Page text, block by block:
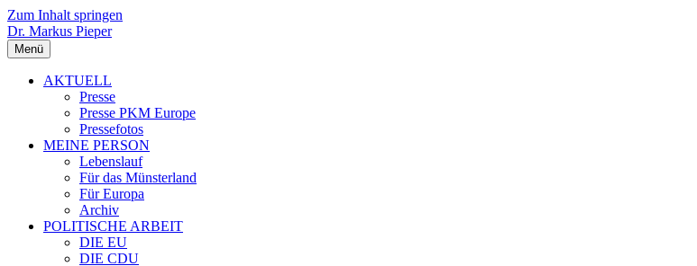
Zum Inhalt springen
Dr. Markus Pieper
Menü
AKTUELL
Presse
Presse PKM Europe
Pressefotos
MEINE PERSON
Lebenslauf
Für das Münsterland
Für Europa
Archiv
POLITISCHE ARBEIT
DIE EU
DIE CDU